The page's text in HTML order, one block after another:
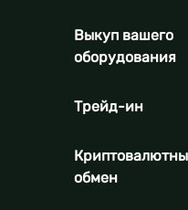
Выкуп вашего
оборудования
Трейд-ин
обмен